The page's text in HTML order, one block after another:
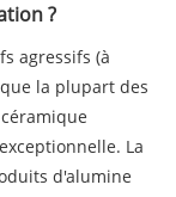
?
agressifs (à
la plupart des
La
d'alumine